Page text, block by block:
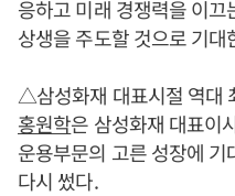
응하고 미래 경쟁력을 이
상생을 주도할 것으로 기대
△삼성화재 대표시절 역대
홍원학은 삼성화재 대표이
운용부문의 고른 성장에
다시 썼다.